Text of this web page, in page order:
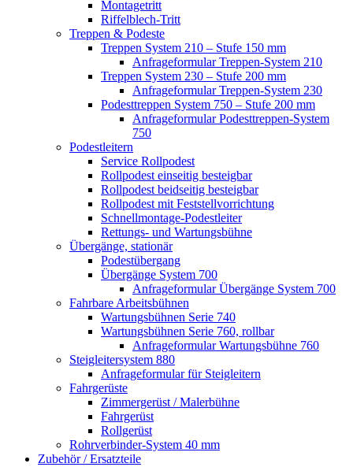
Montagetritt
Riffelblech-Tritt
Treppen & Podeste
Treppen System 210 – Stufe 150 mm
Anfrageformular Treppen-System 210
Treppen System 230 – Stufe 200 mm
Anfrageformular Treppen-System 230
Podesttreppen System 750 – Stufe 200 mm
Anfrageformular Podesttreppen-System
750
Podestleitern
Service Rollpodest
Rollpodest einseitig besteigbar
Rollpodest beidseitig besteigbar
Rollpodest mit Feststellvorrichtung
Schnellmontage-Podestleiter
Rettungs- und Wartungsbühne
Übergänge, stationär
Podestübergang
Übergänge System 700
Anfrageformular Übergänge System 700
Fahrbare Arbeitsbühnen
Wartungsbühnen Serie 740
Wartungsbühnen Serie 760, rollbar
Anfrageformular Wartungsbühne 760
Steigleitersystem 880
Anfrageformular für Steigleitern
Fahrgerüste
Zimmergerüst / Malerbühne
Fahrgerüst
Rollgerüst
Rohrverbinder-System 40 mm
Zubehör / Ersatzteile